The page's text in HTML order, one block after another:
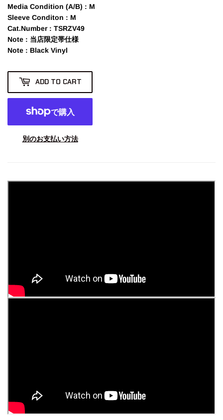
Media Condition (A/B) : M
Sleeve Conditon : M
Cat.Number: TSRZV49
Note : 当店限定帯仕様
Note : Black Vinyl
ADD TO CART
別のお支払い方法